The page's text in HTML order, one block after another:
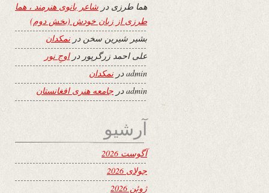
هما طرزی در شاعر بانوی هنرمند ، هما
طرزی از زبان خودش (بخش دوم)
بشیر شیرین سخن درنمکدان
علی احمد زرگرپور دراوجِ نور
adminدرنمکدان
admin در جامعه هنری افغانستان
آرشیو
آگوست 2026
جولای 2026
ژوئن 2026